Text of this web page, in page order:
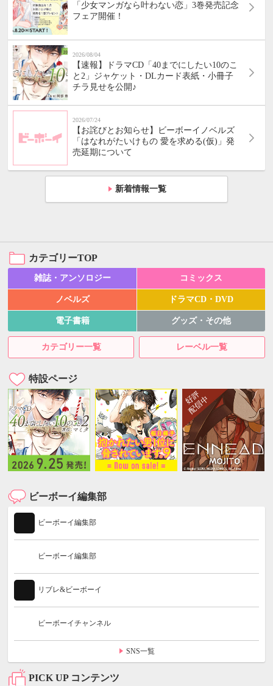
「少女マンガなら叶わない恋」3巻発売記念
フェア開催！
2026/08/04
【速報】ドラマCD「40までにしたい10のこ
と2」ジャケット・DLカード表紙・小冊子
チラ見せを公開♪
2026/07/24
【お詫びとお知らせ】ビーボーイノベルズ
「はなれがたいけもの 愛を求める(仮)」発
売延期について
新着情報一覧
カテゴリーTOP
雑誌・アンソロジー コミックス
ノベルズ ドラマCD・DVD
電子書籍 グッズ・その他
カテゴリー一覧 レーベル一覧
特設ページ
ビーボーイ編集部
ビーボーイ編集部
ビーボーイ編集部
リブレ&ビーボーイ
ビーボーイチャンネル
SNS一覧
PICK UP コンテンツ